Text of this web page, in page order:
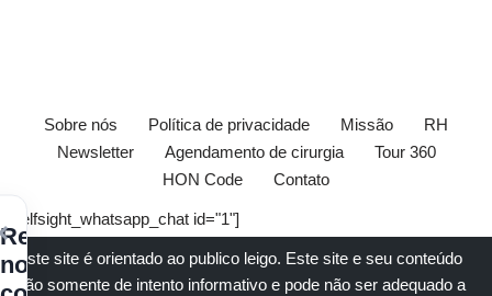
Sobre nós Política de privacidade Missão
RH
Newsletter
Agendamento de cirurgia
Tour 360
HON Code
Contato
[elfsight_whatsapp_chat id="1"]
Este site é orientado ao publico leigo. Este site e seu conteúdo
são somente de intento informativo e pode não ser adequado a
Receba
nossos